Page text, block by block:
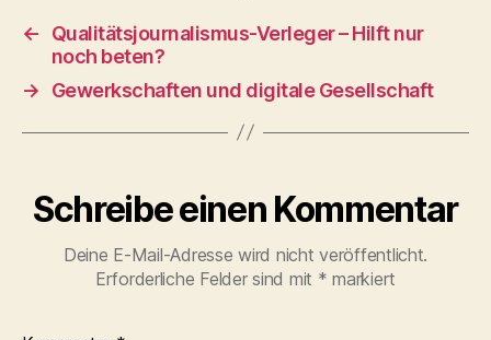
←
Qualitätsjournalismus-Verleger – Hilft nur
noch beten?
→
Gewerkschaften und digitale Gesellschaft
Schreibe einen Kommentar
Deine E-Mail-Adresse wird nicht veröffentlicht.
Erforderliche Felder sind mit * markiert